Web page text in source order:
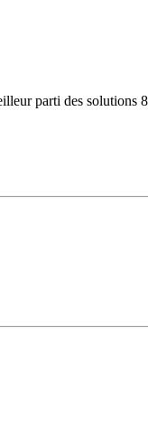
parti des solutions